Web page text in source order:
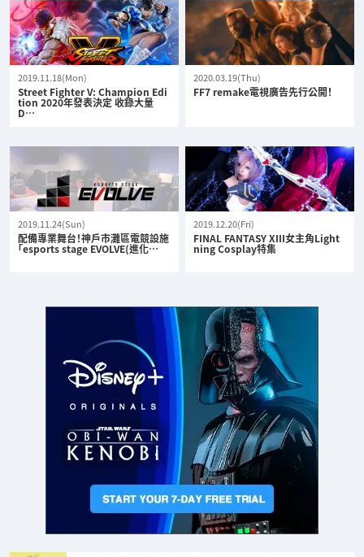
2019.11.18(Mon)
Street Fighter V: Champion Edi
tion 2020年發表決定 收錄大量
D…
2020.03.19(Thu)
FF7 remake電視廣告先行公開！
2019.11.24(Sun)
配備專業舞台！神戶市灘區電競設施
「esports stage EVOLVE(進化…
2019.12.20(Fri)
FINAL FANTASY XIII女主角Light
ning Cosplay特集